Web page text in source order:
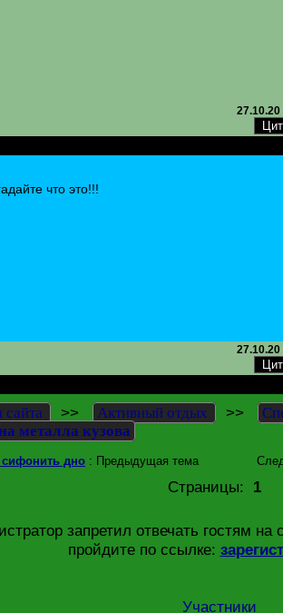
что это!!!
сайта >> Активный отдых >>
металла кузова
сифонить дно : Предыдущая тема
Страницы: 1
запретил отвечать гостям
пройдите по ссылке:
Участники